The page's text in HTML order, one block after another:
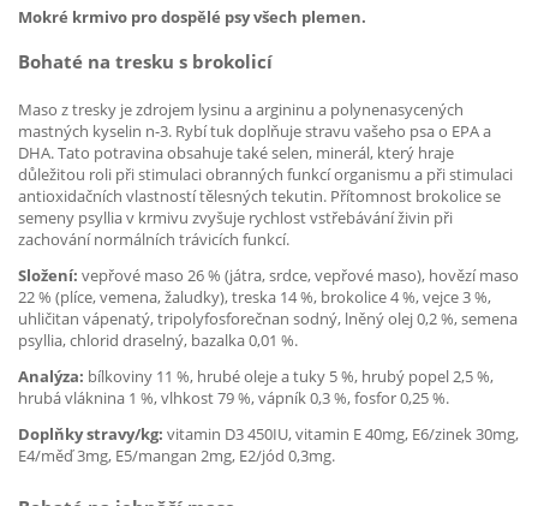
Mokré krmivo pro dospělé psy všech plemen.
Bohaté na tresku s brokolicí
Maso z tresky je zdrojem lysinu a argininu a polynenasycených
mastných kyselin n-3. Rybí tuk doplňuje stravu vašeho psa o EPA a
DHA. Tato potravina obsahuje také selen, minerál, který hraje
důležitou roli při stimulaci obranných funkcí organismu a při stimulaci
antioxidačních vlastností tělesných tekutin. Přítomnost brokolice se
semeny psyllia v krmivu zvyšuje rychlost vstřebávání živin při
zachování normálních trávicích funkcí.
Složení: vepřové maso 26 % (játra, srdce, vepřové maso), hovězí maso
22 % (plíce, vemena, žaludky), treska 14 %, brokolice 4 %, vejce 3 %,
uhličitan vápenatý, tripolyfosforečnan sodný, lněný olej 0,2 %, semena
psyllia, chlorid draselný, bazalka 0,01 %.
Analýza: bílkoviny 11 %, hrubé oleje a tuky 5 %, hrubý popel 2,5 %,
hrubá vláknina 1 %, vlhkost 79 %, vápník 0,3 %, fosfor 0,25 %.
Doplňky stravy/kg: vitamin D3 450IU, vitamin E 40mg, E6/zinek 30mg,
E4/měď 3mg, E5/mangan 2mg, E2/jód 0,3mg.